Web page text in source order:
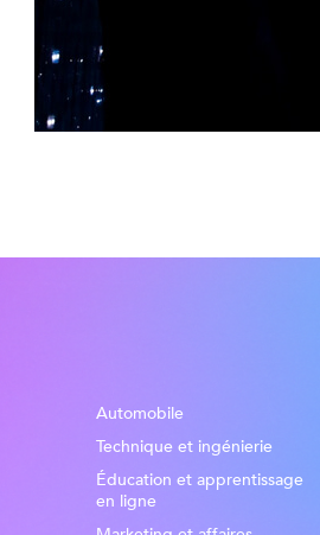
Automobile
Technique et ingénierie
Éducation et apprentissage
en ligne